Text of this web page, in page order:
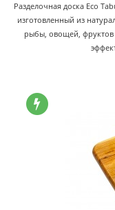
Разделочная доска Eco
изготовленный из
рыбы, овощей, фруктов